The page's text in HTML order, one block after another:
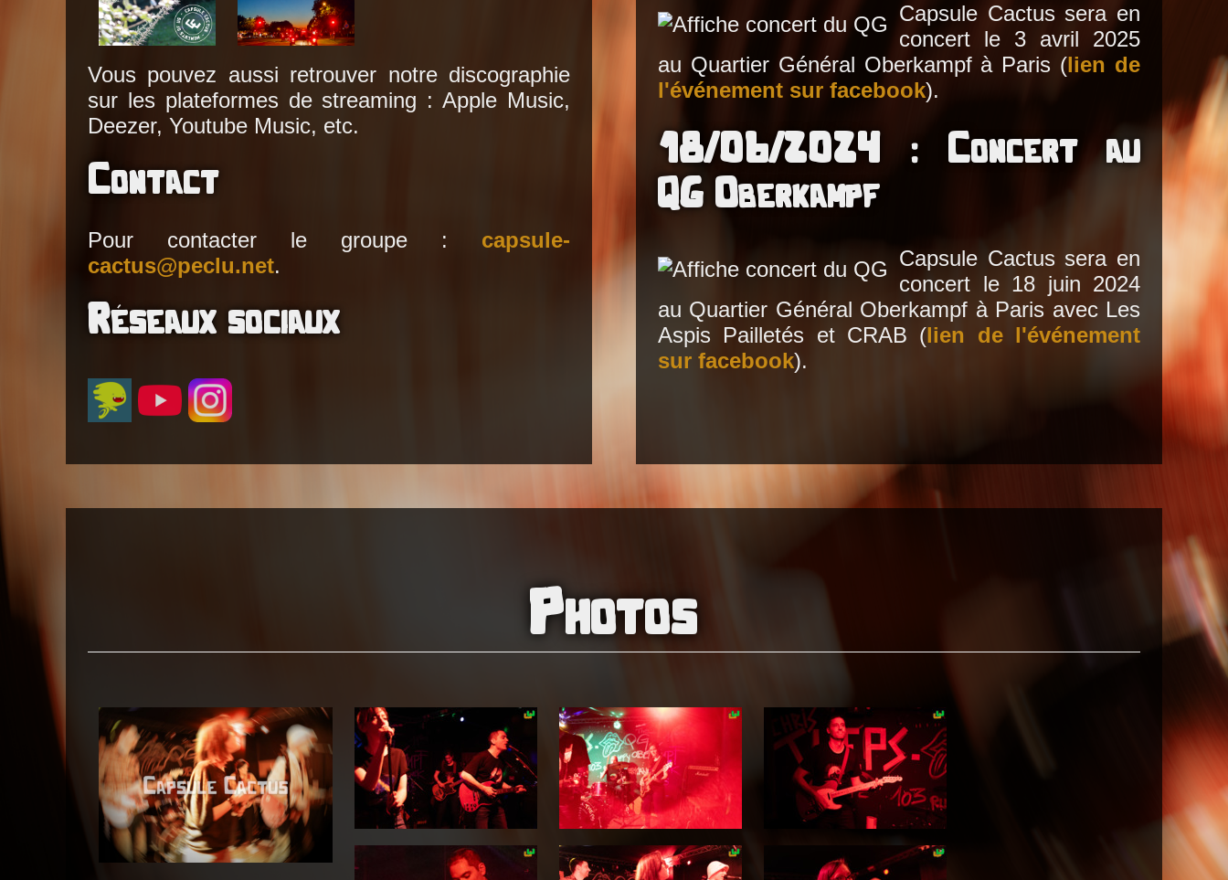
Vous pouvez aussi retrouver notre discographie
sur les plateformes de streaming : Apple Music,
Deezer, Youtube Music, etc.
Contact
Pour contacter le groupe : capsule-
cactus@peclu.net.
Réseaux sociaux
Capsule Cactus sera en
concert le 3 avril 2025
au Quartier Général Oberkampf à Paris (lien de
l'événement sur facebook).
18/06/2024 : Concert au
QG Oberkampf
Capsule Cactus sera en
concert le 18 juin 2024
au Quartier Général Oberkampf à Paris avec Les
Aspis Pailletés et CRAB (lien de l'événement
sur facebook).
Photos